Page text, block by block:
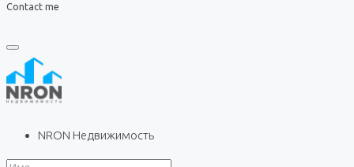
Contact me
NRON Недвижимость